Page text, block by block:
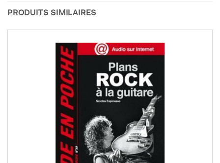
PRODUITS SIMILAIRES